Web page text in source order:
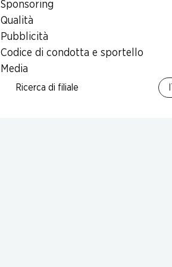
Sponsoring
Qualità
Pubblicità
Codice di condotta e sportello
Media
Ricerca di filiale